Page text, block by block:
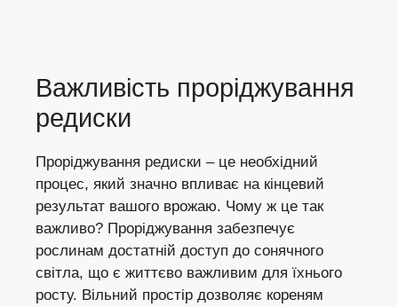
Важливість проріджування
редиски
Проріджування редиски – це необхідний
процес, який значно впливає на кінцевий
результат вашого врожаю. Чому ж це так
важливо? Проріджування забезпечує
рослинам достатній доступ до сонячного
світла, що є життєво важливим для їхнього
росту. Вільний простір дозволяє кореням